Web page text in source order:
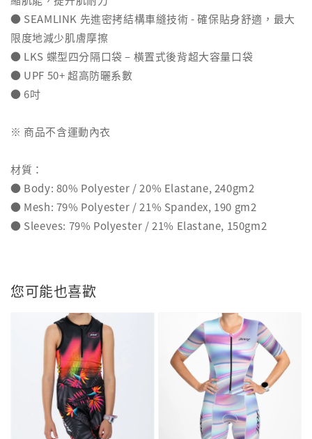
● SEAMLINK 先進密拷結構車縫技術 - 確保貼身舒適，最大
限度地減少肌膚摩擦
● LKS 蝶型四分隔口袋 – 橫置式後背超大容量口袋
● UPF 50+ 超高防曬系數
● 6吋
※ 商品不含運動內衣
材質：
● Body: 80% Polyester / 20% Elastane, 240gm2
● Mesh: 79% Polyester / 21% Spandex, 190 gm2
● Sleeves: 79% Polyester / 21% Elastane, 150gm2
您可能也喜歡